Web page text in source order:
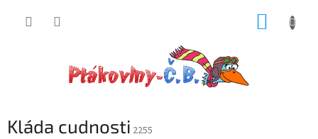
Kláda cudnosti 2255